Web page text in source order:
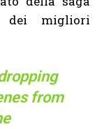
dei migliori
from